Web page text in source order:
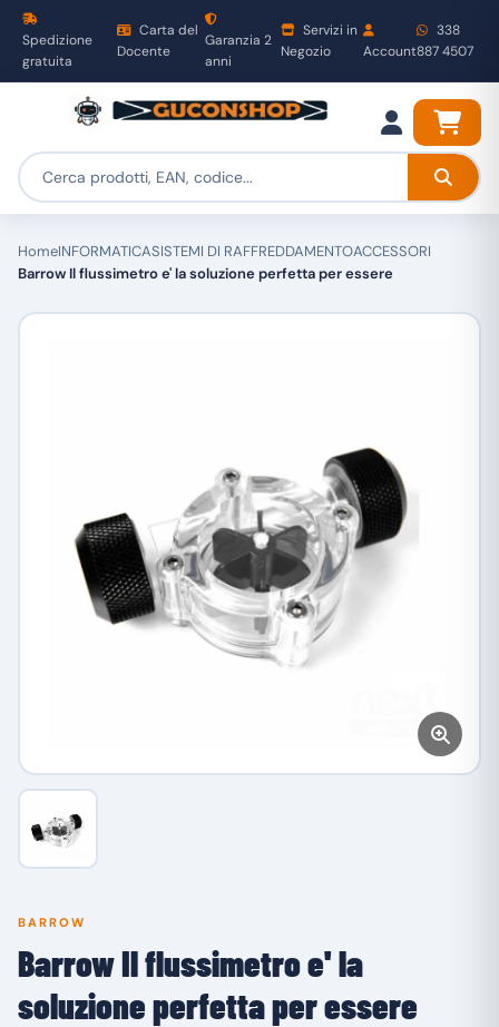
Spedizione
gratuita
Carta del
Docente
Garanzia 2
anni
Servizi in
Negozio
Account
338
887 4507
HomeINFORMATICASISTEMI DI RAFFREDDAMENTOACCESSORI
Barrow Il flussimetro e' la soluzione perfetta per essere
BARROW
Barrow Il flussimetro e' la
soluzione perfetta per essere